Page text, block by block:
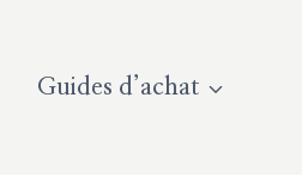
Guides d’achat